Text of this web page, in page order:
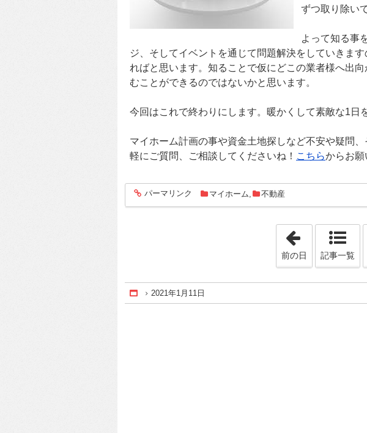
ずつ取り除い
よって知る事
ジ、そしてイベントを通じて問題解決をしていきま
ればと思います。知ることで仮にどこの業者様へ出
むことができるのではないかと思います。
今回はこれで終わりにします。暖かくして素敵な1日
マイホーム計画の事や資金土地探しなど不安や疑問
軽にご質問、ご相談してくださいね！ こちらからお願
entry518
パーマリンク マイホーム 不動産
「2021年1月
前の日 記事一覧
Home
2021年1月11日